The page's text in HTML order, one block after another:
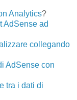
Analytics?
AdSense ad
collegando
AdSense con
tra i dati di